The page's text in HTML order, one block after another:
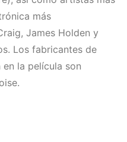
más
James Holden y
Los fabricantes de
la película son